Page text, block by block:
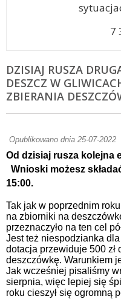
7
DZISIAJ RUSZA
DESZCZ W
ZBIERANIA
Opublikowano dnia 25-07-2022
Od dzisiaj rusza kolejna
Wnioski możesz
15:00.
Tak jak w poprzednim
na zbiorniki na
przeznaczyło na ten cel
Jest też niespodzianka
dotacja przewiduje 500
deszczówkę. Warunkiem
Jak wcześniej pisaliśmy
sierpnia, więc lepiej się
roku cieszył się ogromną